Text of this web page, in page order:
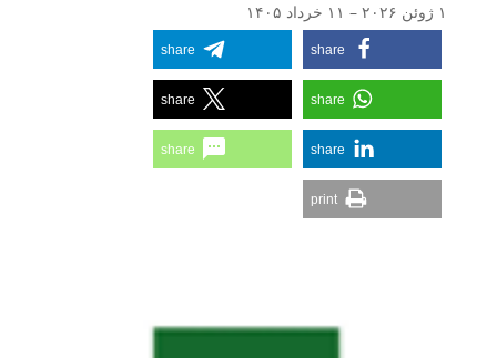
۱ ژوئن ۲۰۲۶ – ۱۱ خرداد ۱۴۰۵
share
share
share
share
share
share
print